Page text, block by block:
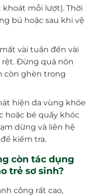
khoát mỗi lượt). Thời
bú hoặc sau khi vệ
vài tuần đến vài
Đừng quá nôn
còn ghèn trong
hiện da vùng khóe
hoặc bé quấy khóc
dừng và liên hệ
kiểm tra.
còn tác dụng
trẻ sơ sinh?
công rất cao,